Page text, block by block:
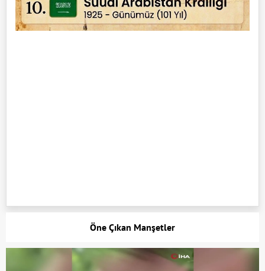
Öne Çıkan Manşetler